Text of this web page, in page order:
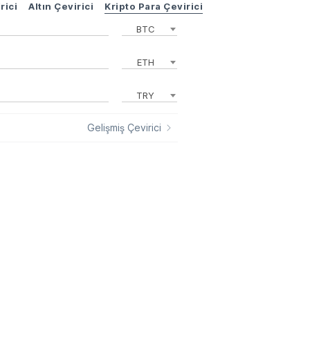
Altın Çevirici Kripto Para Çevirici
BTC
ETH
TRY
Gelişmiş Çevirici